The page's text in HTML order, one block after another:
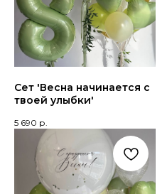
Сет 'Весна начинается с
твоей улыбки'
5 690 р.